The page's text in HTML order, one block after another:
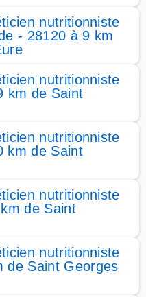
nutritionniste
- 28120 à 9 km
nutritionniste
km de Saint
nutritionniste
km de Saint
nutritionniste
de Saint
nutritionniste
de Saint Georges